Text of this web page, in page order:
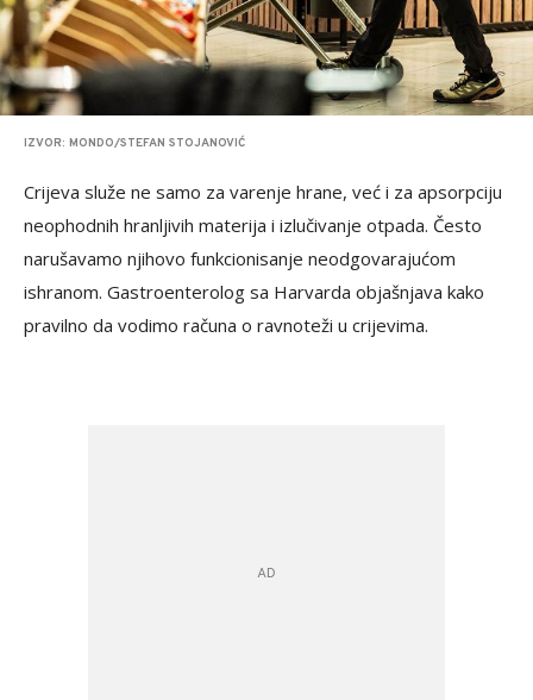
IZVOR: MONDO/STEFAN STOJANOVIĆ
Crijeva služe ne samo za varenje hrane, već i za apsorpciju
neophodnih hranljivih materija i izlučivanje otpada. Često
narušavamo njihovo funkcionisanje neodgovarajućom
ishranom. Gastroenterolog sa Harvarda objašnjava kako
pravilno da vodimo računa o ravnoteži u crijevima.